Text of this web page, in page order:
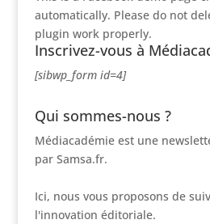
automatically. Please do not
plugin work properly.
Inscrivez-vous à
[sibwp_form id=4]
Qui sommes-nous ?
Médiacadémie est une
par Samsa.fr.
Ici, nous vous proposons de
l'innovation éditoriale.